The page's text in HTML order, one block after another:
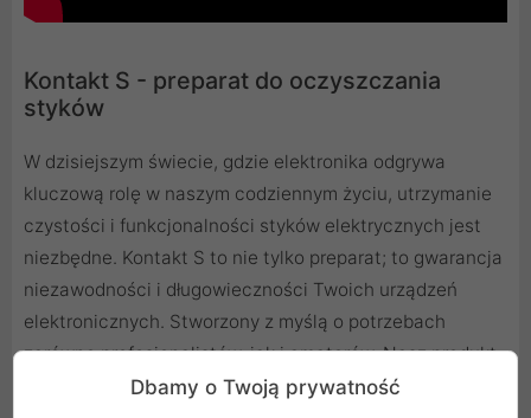
Kontakt S - preparat do oczyszczania
styków
W dzisiejszym świecie, gdzie elektronika odgrywa
kluczową rolę w naszym codziennym życiu, utrzymanie
czystości i funkcjonalności styków elektrycznych jest
niezbędne. Kontakt S to nie tylko preparat; to gwarancja
niezawodności i długowieczności Twoich urządzeń
elektronicznych. Stworzony z myślą o potrzebach
zarówno profesjonalistów, jak i amatorów. Nasz produkt
jest kluczowym rozwiązaniem dla każdego, kto szuka
Dbamy o Twoją prywatność